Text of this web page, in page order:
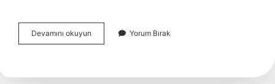
Devamını okuyun
Cimnastikte
Aletle
Yorum Bırak